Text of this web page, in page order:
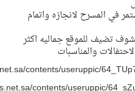
واتمام
اكثر